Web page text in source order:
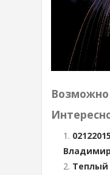
Владимир
Теплый